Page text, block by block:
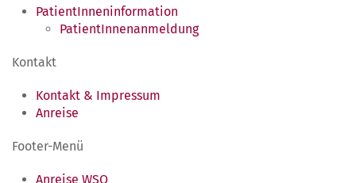
PatientInneninformation
PatientInnenanmeldung
Kontakt
Kontakt & Impressum
Anreise
Footer-Menü
Anreise WSO